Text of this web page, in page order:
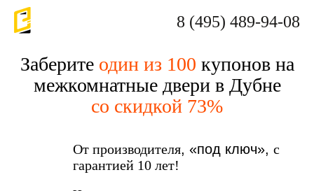
8 (495) 489-94-08
Заберите один из 100 купонов на
межкомнатные двери в Дубне
со скидкой 73%
От производителя, «под ключ», с
гарантией 10 лет!